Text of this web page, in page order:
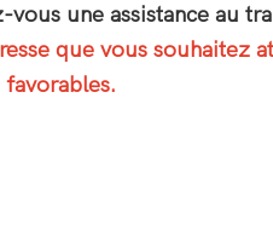
une assistance au
que vous souhaitez
favorables.